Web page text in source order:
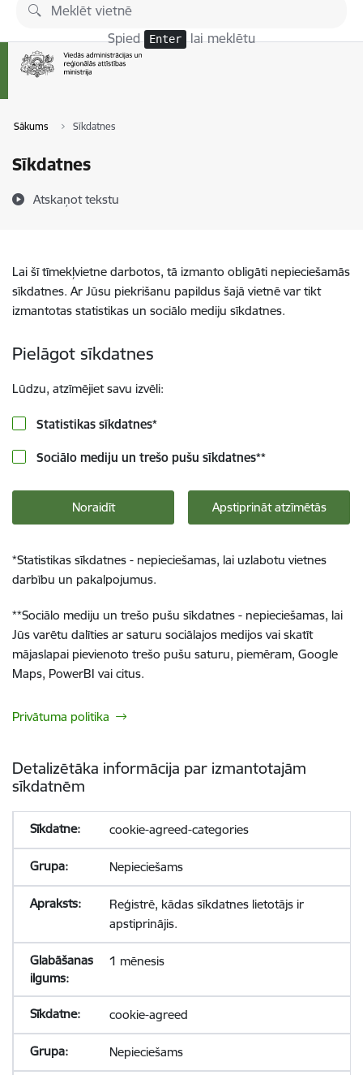
Pāriet uz lapas saturu
Spied Enter lai meklētu
Sākums Sīkdatnes
Sīkdatnes
Atskaņot tekstu
Lai šī tīmekļvietne darbotos, tā izmanto obligāti nepieciešamās
sīkdatnes. Ar Jūsu piekrišanu papildus šajā vietnē var tikt
izmantotas statistikas un sociālo mediju sīkdatnes.
Pielāgot sīkdatnes
Lūdzu, atzīmējiet savu izvēli:
Statistikas sīkdatnes*
Sociālo mediju un trešo pušu sīkdatnes**
Noraidīt Apstiprināt atzīmētās
*Statistikas sīkdatnes - nepieciešamas, lai uzlabotu vietnes
darbību un pakalpojumus.
**Sociālo mediju un trešo pušu sīkdatnes - nepieciešamas, lai
Jūs varētu dalīties ar saturu sociālajos medijos vai skatīt
mājaslapai pievienoto trešo pušu saturu, piemēram, Google
Maps, PowerBI vai citus.
Privātuma politika
Detalizētāka informācija par izmantotajām
sīkdatnēm
cookie-agreed-categories
Nepieciešams
Reģistrē, kādas sīkdatnes lietotājs ir
apstiprinājis.
1 mēnesis
cookie-agreed
Nepieciešams